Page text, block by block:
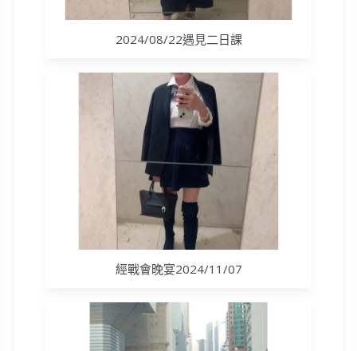
2024/08/22遇見二日課
經戰會晚宴2024/11/07